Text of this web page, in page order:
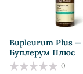
Bupleurum Plus —
Буплерум Плюс
0